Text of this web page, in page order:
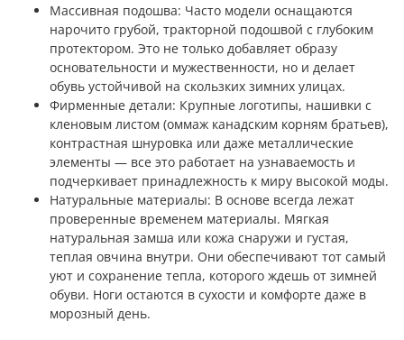
Массивная подошва: Часто модели оснащаются
нарочито грубой, тракторной подошвой с глубоким
протектором. Это не только добавляет образу
основательности и мужественности, но и делает
обувь устойчивой на скользких зимних улицах.
Фирменные детали: Крупные логотипы, нашивки с
кленовым листом (оммаж канадским корням братьев),
контрастная шнуровка или даже металлические
элементы — все это работает на узнаваемость и
подчеркивает принадлежность к миру высокой моды.
Натуральные материалы: В основе всегда лежат
проверенные временем материалы. Мягкая
натуральная замша или кожа снаружи и густая,
теплая овчина внутри. Они обеспечивают тот самый
уют и сохранение тепла, которого ждешь от зимней
обуви. Ноги остаются в сухости и комфорте даже в
морозный день.